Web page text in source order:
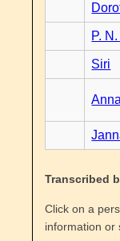
P.
Siri
Transcribed
Click on a
information or